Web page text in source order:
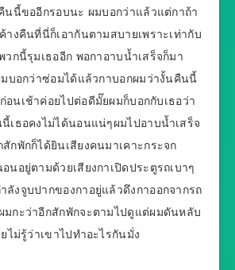
นนี้ขออีกรอบนะ ผมบอกว่าแล้วแต่กาถ้า
างคืนที่นี่ก็เอากันตามสบายเพราะเท่ากับ
วกนี้รุมเธออีก พอกาอาบน้ำเสร็จก็มา
มบอกว่าซ่อมได้แล้วกาบอกผมว่างั้นคืนนี้
นเช้าค่อยไปต่อดีมั๊ยผมก็บอกกับเธอว่า
เธอคงไม่ได้นอนแน่ๆผมไปอาบน้ำเสร็จ
กพักก็ได้ยินเสียงคนมาเคาะกระจก
นอยู่ตามด้วยเสียงกาเปิดประตูรถเบาๆ
ลังจูบปากของกาอยู่แล้วดึงกาออกจากรถ
มกะว่าอีกสักพักจะตามไปดูแต่ผมดันหลับ
ไม่รู้ว่าเขาไปทำอะไรกันมั่ง